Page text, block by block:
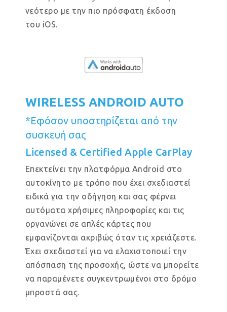
νεότερο με την πιο πρόσφατη έκδοση
του iOS.
WIRELESS ANDROID AUTO
*Εφόσον υποστηρίζεται από την
συσκευή σας
Licensed & Certified Apple CarPlay
Επεκτείνει την πλατφόρμα Android στο
αυτοκίνητο με τρόπο που έχει σχεδιαστεί
ειδικά για την οδήγηση και σας φέρνει
αυτόματα χρήσιμες πληροφορίες και τις
οργανώνει σε απλές κάρτες που
εμφανίζονται ακριβώς όταν τις χρειάζεστε.
Έχει σχεδιαστεί για να ελαχιστοποιεί την
απόσπαση της προσοχής, ώστε να μπορείτε
να παραμένετε συγκεντρωμένοι στο δρόμο
μπροστά σας.